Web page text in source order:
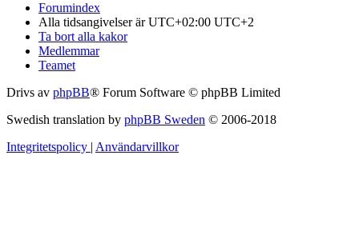
Forumindex
Alla tidsangivelser är UTC+02:00 UTC+2
Ta bort alla kakor
Medlemmar
Teamet
Drivs av phpBB® Forum Software © phpBB Limited
Swedish translation by phpBB Sweden © 2006-2018
Integritetspolicy | Användarvillkor